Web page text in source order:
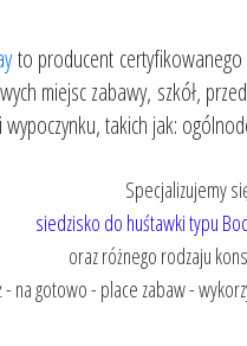
to producent
miejsc zabawy, szkół,
takich jak:
Specjalizujemy
siedzisko do huśtawki typu
oraz różnego rodzaju
- na gotowo - place zabaw -